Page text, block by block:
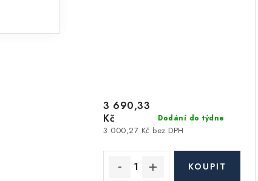
Dodání do týdne
3 000,27 Kč bez DPH
3 690,33
Kč